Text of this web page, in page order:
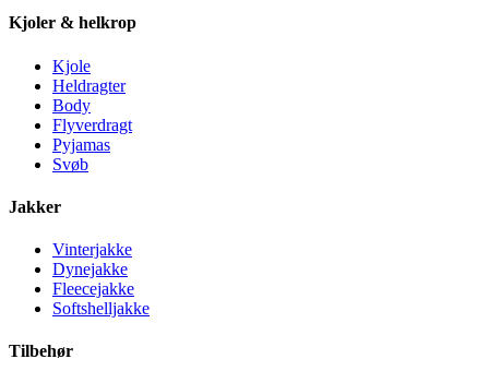
Kjoler & helkrop
Kjole
Heldragter
Body
Flyverdragt
Pyjamas
Svøb
Jakker
Vinterjakke
Dynejakke
Fleecejakke
Softshelljakke
Tilbehør